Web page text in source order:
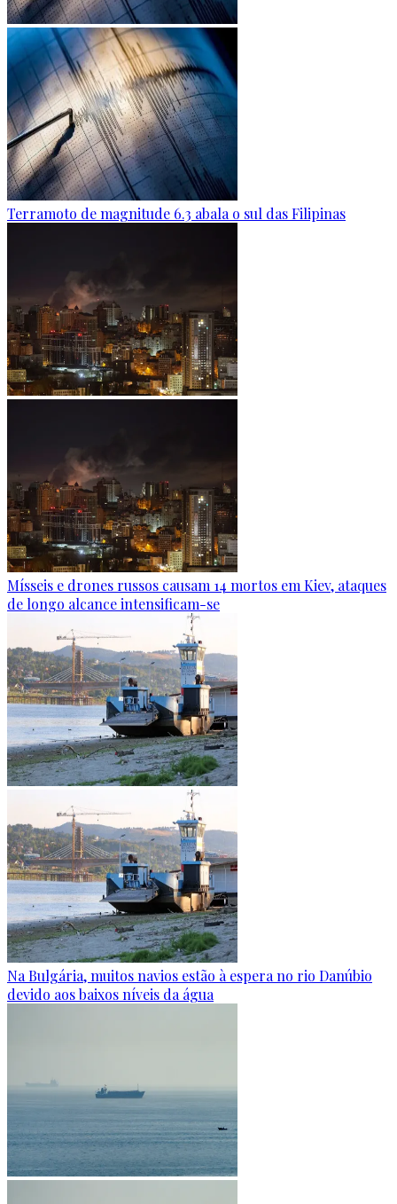
Terramoto de magnitude 6.3 abala o sul das Filipinas
Mísseis e drones russos causam 14 mortos em Kiev, ataques
de longo alcance intensificam-se
Na Bulgária, muitos navios estão à espera no rio Danúbio
devido aos baixos níveis da água